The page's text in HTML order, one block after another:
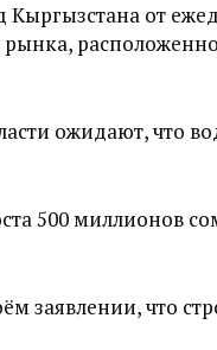
Кыргызстана от
ожидают, что
500 миллионов
заявлении, что